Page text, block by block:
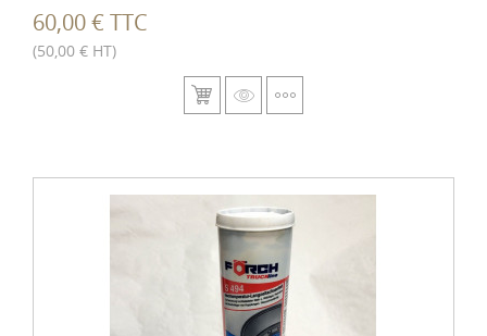
60,00 € TTC
(50,00 € HT)